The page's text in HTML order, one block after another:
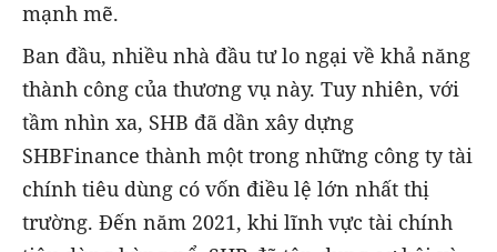
mạnh mẽ.
Ban đầu, nhiều nhà đầu tư lo ngại về khả năng
thành công của thương vụ này. Tuy nhiên, với
tầm nhìn xa, SHB đã dần xây dựng
SHBFinance thành một trong những công ty tài
chính tiêu dùng có vốn điều lệ lớn nhất thị
trường. Đến năm 2021, khi lĩnh vực tài chính